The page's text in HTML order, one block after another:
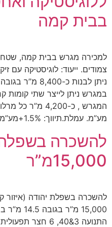
בבית קמה
צמודים. ייעוד: לוגיסטיקה עם
במגרש ניתן לייצר שתי קומות
מע”מ. עמלת.תיווך: 1.5%+מע”מ.
להשכרה
15,000מ”ר
להשכרה בשפלת יהודה (איזור
15,000
התנועה 3&40, 6